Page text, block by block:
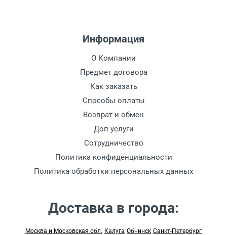
Информация
О Компании
Предмет договора
Как заказать
Способы оплаты
Возврат и обмен
Доп услуги
Сотрудничество
Политика конфиденциальности
Политика обработки персональных данных
Доставка в города:
Москва и Московская обл. Калуга Обнинск Санкт-Петербург